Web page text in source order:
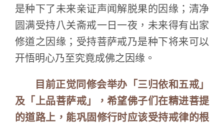
是种下了未来亲证声闻解脱果的因缘；清净
圆满受持八关斋戒一日一夜，未来得有出家
修道之因缘；受持菩萨戒乃是种下将来可以
开悟明心乃至究竟成佛之因缘。
目前正觉同修会举办「三归依和五戒」
及「上品菩萨戒」，希望佛子们在精进菩提
的道路上，能巩固修行时应该受持戒律的根